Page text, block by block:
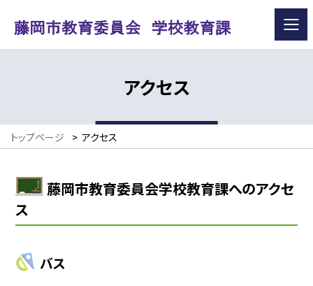
アクセス
トップページ > アクセス
藤岡市教育委員会学校教育課へのアクセ
ス
バス